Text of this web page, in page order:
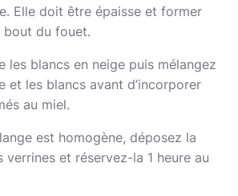
Elle doit être épaisse et former
bout du fouet.
les blancs en neige puis mélangez
et les blancs avant d’incorporer
au miel.
est homogène, déposez la
verrines et réservez-la 1 heure au